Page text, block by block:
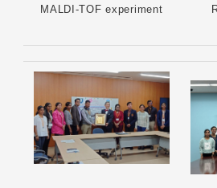
MALDI-TOF experiment